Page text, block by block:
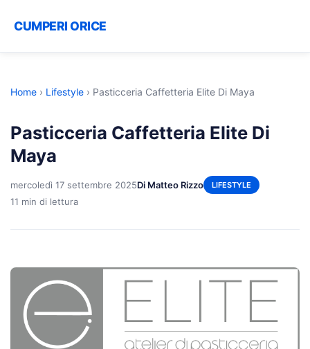
CUMPERI ORICE
Home › Lifestyle › Pasticceria Caffetteria Elite Di Maya
Pasticceria Caffetteria Elite Di
Maya
mercoledì 17 settembre 2025Di Matteo Rizzo LIFESTYLE
11 min di lettura